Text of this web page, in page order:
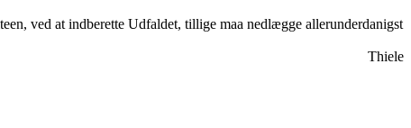
ved at indberette Udfaldet, tillige maa nedlægge allerunderdanigst
Thiele